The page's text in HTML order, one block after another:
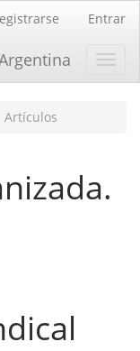
Entrar
Artículos